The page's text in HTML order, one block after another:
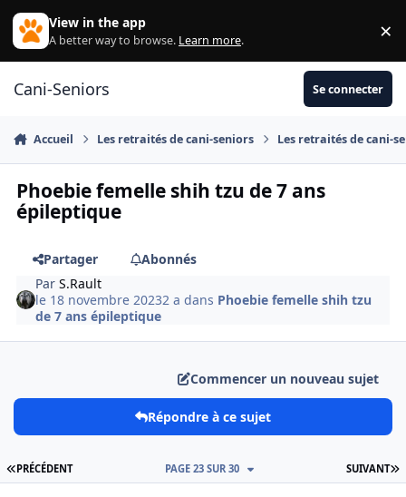
Aller au contenu
View in the app
A better way to browse. Learn more. ×
Cani-Seniors Se connecter
Accueil Les retraités de cani-seniors Les retraités de cani-
Phoebie femelle shih tzu de 7 ans
épileptique
Partager
Abonnés
ParS.Rault
le 18 novembre 20232 a dans Phoebie femelle shih tzu
de 7 ans épileptique
Commencer un nouveau sujet
Répondre à ce sujet
PREMIÈRE PAGE
PRÉCÉDENT SUIVANT
PAGE 23 SUR 30